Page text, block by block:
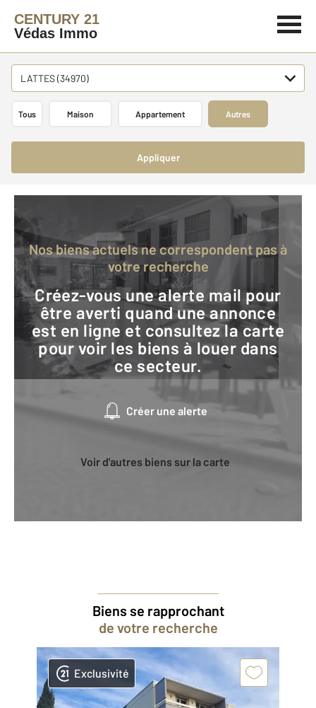
CENTURY 21
Védas Immo
LATTES (34970)
Tous Maison Appartement Autres
Appliquer
Nos biens actuels ne correspondent pas à
votre recherche
Créez-vous une alerte mail pour
être averti quand une annonce
est en ligne et consultez la carte
pour voir les biens à louer dans
ce secteur.
Créer une alerte
Voir d'autres biens sur la carte
Biens se rapprochant
de votre recherche
Exclusivité